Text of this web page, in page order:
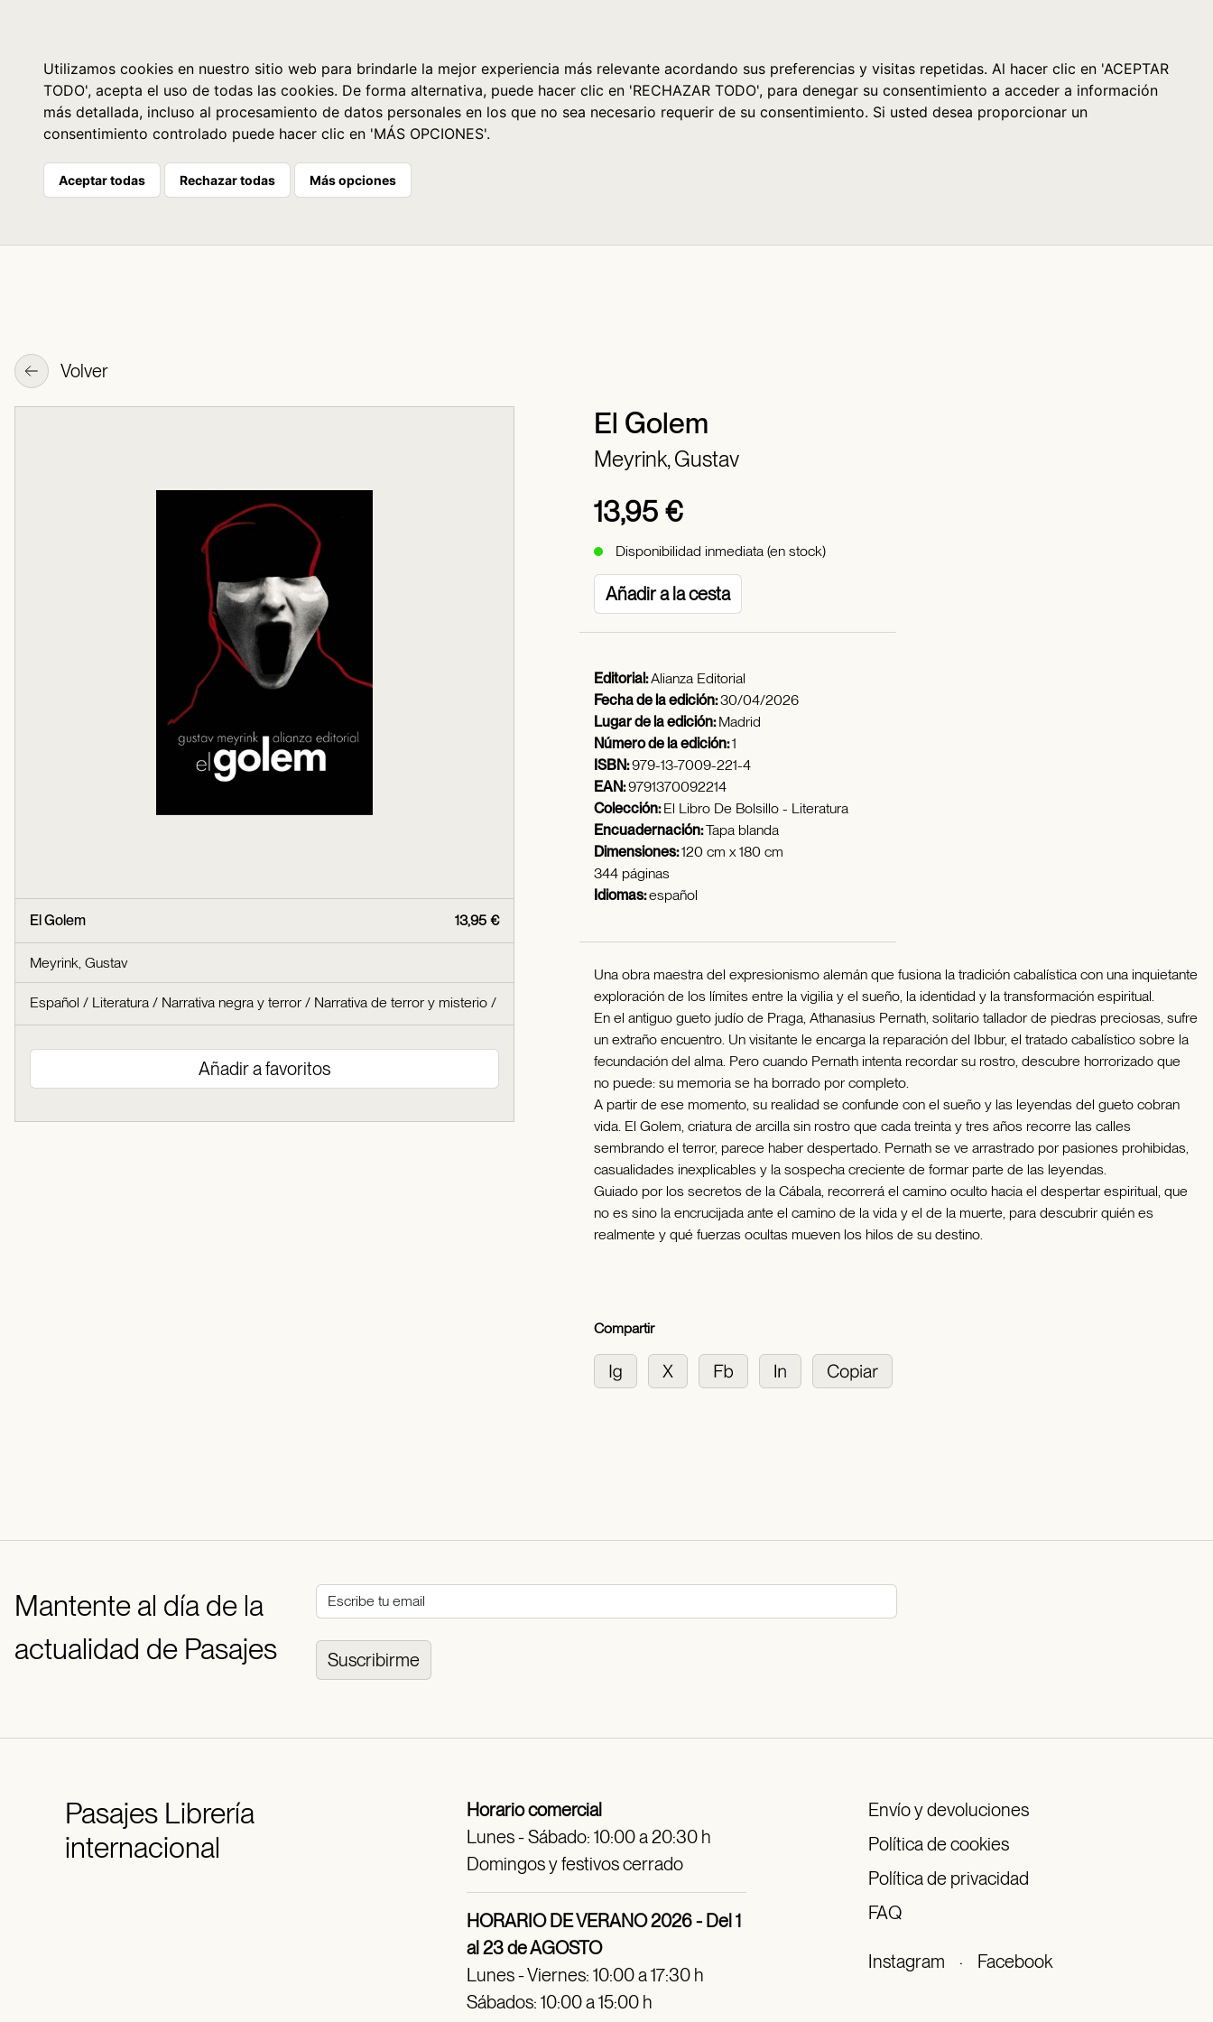
Utilizamos cookies en nuestro sitio web para brindarle la mejor experiencia más relevante acordando sus preferencias y visitas repetidas. Al hacer clic en 'ACEPTAR
TODO', acepta el uso de todas las cookies. De forma alternativa, puede hacer clic en 'RECHAZAR TODO', para denegar su consentimiento a acceder a información
más detallada, incluso al procesamiento de datos personales en los que no sea necesario requerir de su consentimiento. Si usted desea proporcionar un
consentimiento controlado puede hacer clic en 'MÁS OPCIONES'.
Aceptar todas Rechazar todas Más opciones
Volver
El Golem
Meyrink, Gustav
13,95 €
Disponibilidad inmediata (en stock)
Añadir a la cesta
13,95 €
El Golem
Meyrink, Gustav
Español / Literatura / Narrativa negra y terror / Narrativa de terror y misterio /
Añadir a favoritos
Editorial:Alianza Editorial
Fecha de la edición:30/04/2026
Lugar de la edición:Madrid
Número de la edición:1
ISBN:979-13-7009-221-4
EAN:9791370092214
Colección:El Libro De Bolsillo - Literatura
Encuadernación:Tapa blanda
Dimensiones:120 cm x 180 cm
344 páginas
Idiomas:español
Una obra maestra del expresionismo alemán que fusiona la tradición cabalística con una inquietante
exploración de los límites entre la vigilia y el sueño, la identidad y la transformación espiritual.
En el antiguo gueto judío de Praga, Athanasius Pernath, solitario tallador de piedras preciosas, sufre
un extraño encuentro. Un visitante le encarga la reparación del Ibbur, el tratado cabalístico sobre la
fecundación del alma. Pero cuando Pernath intenta recordar su rostro, descubre horrorizado que
no puede: su memoria se ha borrado por completo.
A partir de ese momento, su realidad se confunde con el sueño y las leyendas del gueto cobran
vida. El Golem, criatura de arcilla sin rostro que cada treinta y tres años recorre las calles
sembrando el terror, parece haber despertado. Pernath se ve arrastrado por pasiones prohibidas,
casualidades inexplicables y la sospecha creciente de formar parte de las leyendas.
Guiado por los secretos de la Cábala, recorrerá el camino oculto hacia el despertar espiritual, que
no es sino la encrucijada ante el camino de la vida y el de la muerte, para descubrir quién es
realmente y qué fuerzas ocultas mueven los hilos de su destino.
Compartir
Mantente al día de la
actualidad de Pasajes
Suscribirme
PasajesLibrería
internacional
Horario comercial
Lunes - Sábado: 10:00 a 20:30 h
Domingos y festivos cerrado
HORARIO DE VERANO 2026 - Del 1
al 23 de AGOSTO
Lunes - Viernes: 10:00 a 17:30 h
Sábados: 10:00 a 15:00 h
Envío y devoluciones
Política de cookies
Política de privacidad
FAQ
Instagram · Facebook